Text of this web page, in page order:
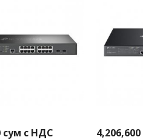
сум с НДС 4,206,600